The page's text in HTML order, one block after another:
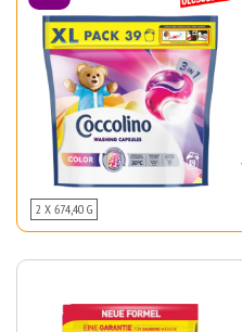
2 X 674,40 G